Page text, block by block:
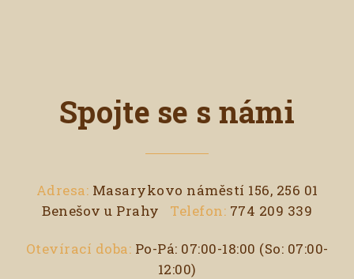
Spojte se s námi
Adresa: Masarykovo náměstí 156, 256 01
Benešov u Prahy
Telefon: 774 209 339
Otevírací doba: Po-Pá: 07:00-18:00 (So: 07:00-
12:00)